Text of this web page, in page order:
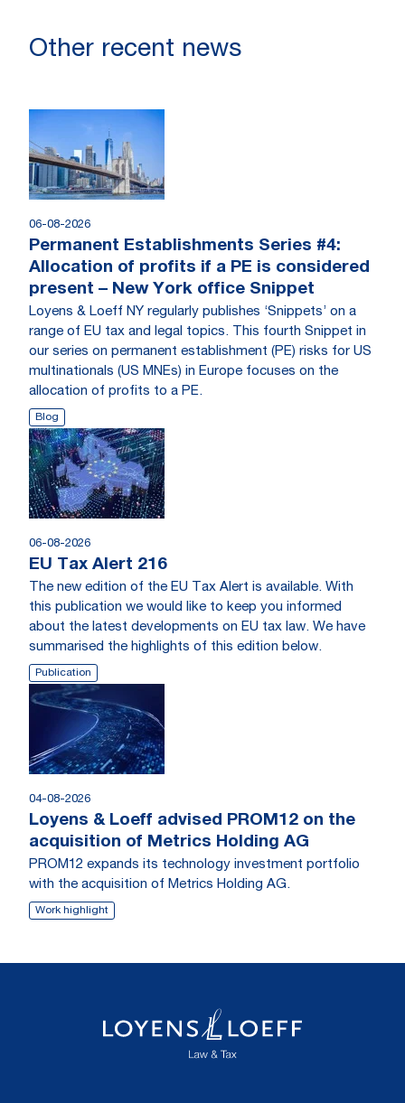
Other recent news
06-08-2026
Permanent Establishments Series #4:
Allocation of profits if a PE is considered
present – New York office Snippet
Loyens & Loeff NY regularly publishes ‘Snippets’ on a
range of EU tax and legal topics. This fourth Snippet in
our series on permanent establishment (PE) risks for US
multinationals (US MNEs) in Europe focuses on the
allocation of profits to a PE.
Blog
06-08-2026
EU Tax Alert 216
The new edition of the EU Tax Alert is available. With
this publication we would like to keep you informed
about the latest developments on EU tax law. We have
summarised the highlights of this edition below.
Publication
04-08-2026
Loyens & Loeff advised PROM12 on the
acquisition of Metrics Holding AG
PROM12 expands its technology investment portfolio
with the acquisition of Metrics Holding AG.
Work highlight